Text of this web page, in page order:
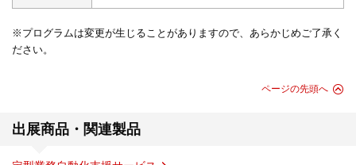
※プログラムは変更が生じることがありますので、あらかじめご了承く
ださい。
ページの先頭へ
出展商品・関連製品